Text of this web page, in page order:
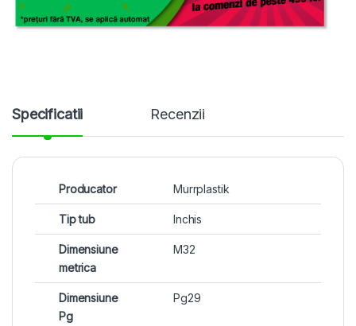
Specificatii Recenzii
Producator Murrplastik
Tip tub Inchis
Dimensiune
metrica
M32
Dimensiune
Pg
Pg29